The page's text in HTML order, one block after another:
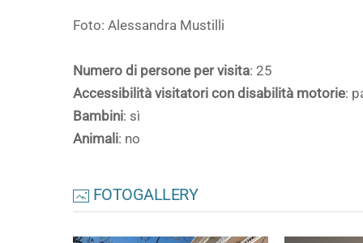
Foto: Alessandra Mustilli
Numero di persone per visita: 25
Accessibilità visitatori con disabilità motorie:
Bambini: sì
Animali: no
FOTOGALLERY